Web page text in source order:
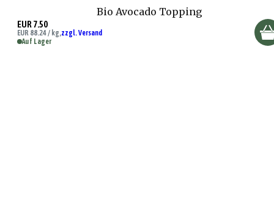
Bio Avocado Topping
EUR 7.50
EUR 88.24 / kg,zzgl. Versand
Auf Lager